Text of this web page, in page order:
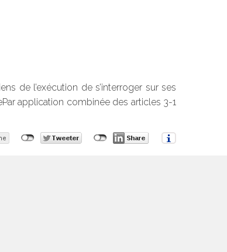
de l’exécution de s’interroger sur ses
application combinée des articles 3-1